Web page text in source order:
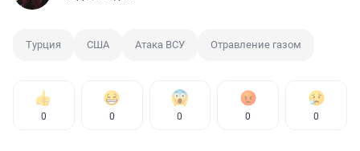
Турция США Атака ВСУ Отравление газом
0 0 0 0 0